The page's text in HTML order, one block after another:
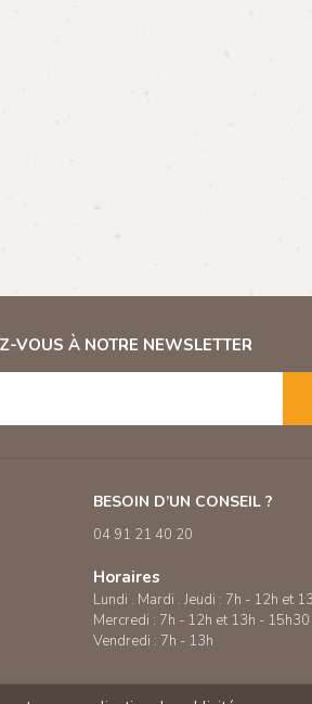
VOUS À NOTRE NEWSLETTER
BESOIN D’UN CONSEIL ?
04 91 21 40 20
Horaires
Lundi . Mardi . Jeudi : 7h - 12h et
Mercredi : 7h - 12h et 13h - 15h30
Vendredi : 7h - 13h